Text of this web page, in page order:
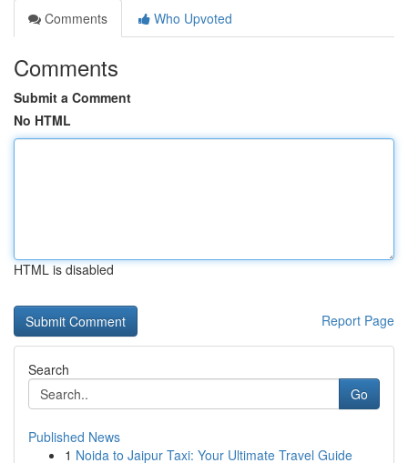
Comments
Who Upvoted
Comments
Submit a Comment
No HTML
HTML is disabled
Report Page
Search
Go
Published News
1 Noida to Jaipur Taxi: Your Ultimate Travel Guide